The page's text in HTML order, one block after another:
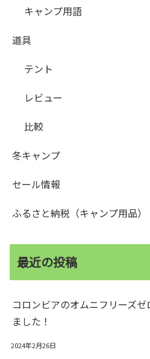
キャンプ用語
道具
テント
レビュー
比較
冬キャンプ
セール情報
ふるさと納税（キャンプ用品）
最近の投稿
コロンビアのオムニフリーズ
ました！
2024年2月26日